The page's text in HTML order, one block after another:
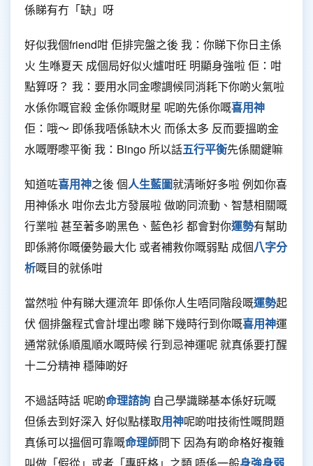
係睇有冇「缺」呀
好似我個friend咁 佢排完盤之後 我：你睇下你日主係
火 生喺夏天 成個局好似火爐咁旺 明顯身強啦 佢：咁
點算呀？ 我：要用水同金嚟調候同消耗下你啲火氣啦
水係你嘅官殺 金係你嘅財星 呢啲先係你嘅喜用神
佢：哦～ 即係我唔係缺木火 而係太多 反而要搵啲金
水嘅嘢嚟平衡 我：Bingo 所以話五行平衡先係關鍵嘛
知道咗喜用神之後 個人生藍圖就清晰好多啦 例如你喜
用神係水 咁你去北方發展啦 做啲同流動、智慧相關嘅
行業啦 甚至著多啲黑色、藍色衫 都會對你運勢有幫助
即係將你嘅優勢最大化 或者補救你嘅弱點 成個八字分
析嘅目的就係咁
當然啦 仲有睇大運流年 即係你人生唔同階段嘅運勢起
伏 個排盤程式會計埋出嚟 睇下幾時行到你嘅喜用神運
通常就係順風順水嘅時候 行到忌神運呢 就真係要打醒
十二分精神 穩陣啲好
不過話時話 呢啲命理諮詢 自己學識睇基本係好玩嘅
但係去到好深入 好似點樣取用神呢啲咁技術性嘅問題
真係可以搵個可靠嘅命理師問下 因為有啲命格好複雜